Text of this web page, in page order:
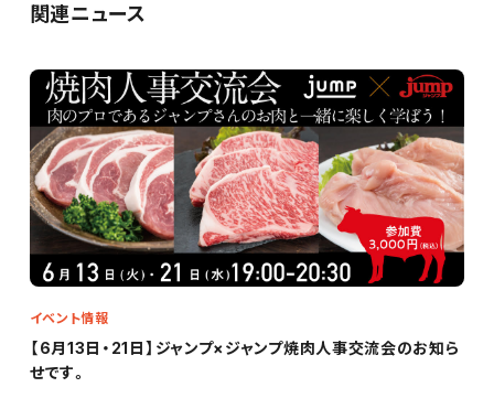
関連ニュース
イベント情報
【6月13日・21日】ジャンプ×ジャンプ焼肉人事交流会のお知ら
せです。